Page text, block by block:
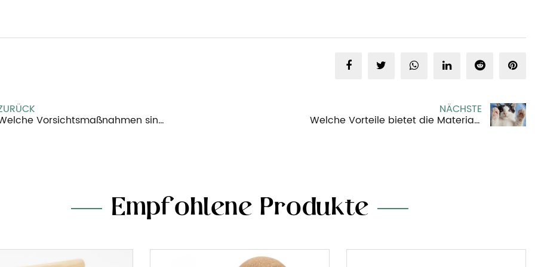
Vorsichtsmaßnahmen sind für die Reinigung und Pflege einer Katzenkratzmatte zu beachten?
NÄCHSTE
Welche Vorteile bietet die Materialauswahl für einen Katzenkratzer aus Wellpappe?
Empfohlene Produkte